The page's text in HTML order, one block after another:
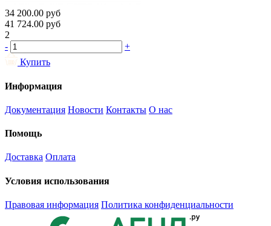
34 200.00 руб
41 724.00 руб
2
-
+
Купить
Информация
Документация Новости Контакты О нас
Помощь
Доставка Оплата
Условия использования
Правовая информация Политика конфиденциальности